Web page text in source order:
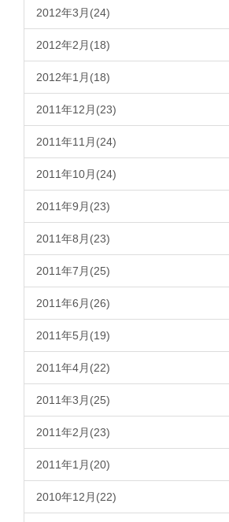
2012年3月(24)
2012年2月(18)
2012年1月(18)
2011年12月(23)
2011年11月(24)
2011年10月(24)
2011年9月(23)
2011年8月(23)
2011年7月(25)
2011年6月(26)
2011年5月(19)
2011年4月(22)
2011年3月(25)
2011年2月(23)
2011年1月(20)
2010年12月(22)